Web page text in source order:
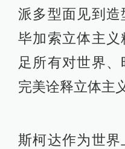
派多型面见到造
毕加索立体主
足所有对世界、
完美诠释立体主
斯柯达作为世